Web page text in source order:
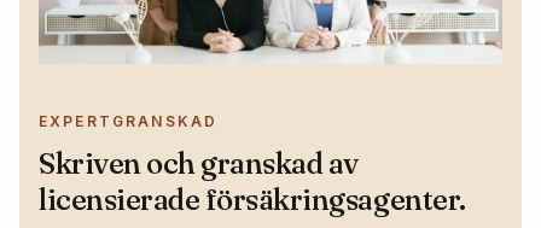
EXPERTGRANSKAD
Skriven och granskad av
licensierade försäkringsagenter.